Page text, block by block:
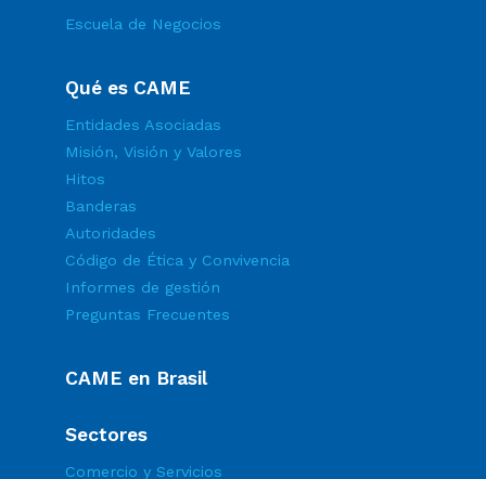
Escuela de Negocios
Qué es CAME
Entidades Asociadas
Misión, Visión y Valores
Hitos
Banderas
Autoridades
Código de Ética y Convivencia
Informes de gestión
Preguntas Frecuentes
CAME en Brasil
Sectores
Comercio y Servicios